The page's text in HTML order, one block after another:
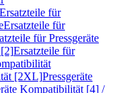
Ersatzteile für
Ersatzteile für
für Pressgeräte
[2]Ersatzteile für
[2XL]Pressgeräte
Kompatibilität [4] /